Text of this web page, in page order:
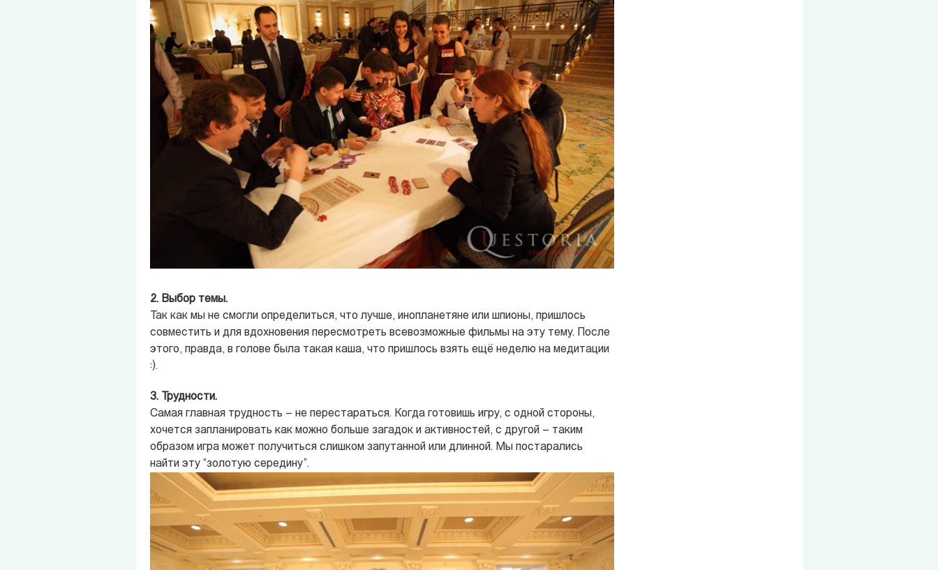
2. Выбор темы.
Так как мы не смогли определиться, что лучше, инопланетяне или шпионы, пришлось
совместить и для вдохновения пересмотреть всевозможные фильмы на эту тему. После
этого, правда, в голове была такая каша, что пришлось взять ещё неделю на медитации
:).
3. Трудности.
Самая главная трудность – не перестараться. Когда готовишь игру, с одной стороны,
хочется запланировать как можно больше загадок и активностей, с другой – таким
образом игра может получиться слишком запутанной или длинной. Мы постарались
найти эту “золотую середину”.